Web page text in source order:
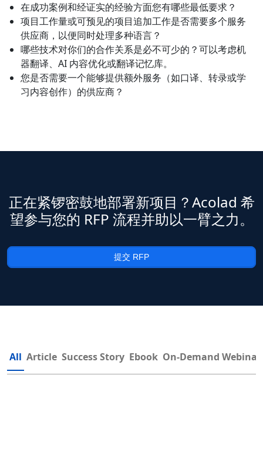
在成功案例和经证实的经验方面您有哪些最低要求？
项目工作量或可预见的项目追加工作是否需要多个服务
供应商，以便同时处理多种语言？
哪些技术对你们的合作关系是必不可少的？可以考虑机
器翻译、AI 内容优化或翻译记忆库。
您是否需要一个能够提供额外服务（如口译、转录或学
习内容创作）的供应商？
正在紧锣密鼓地部署新项目？Acolad 希
望参与您的 RFP 流程并助以一臂之力。
提交 RFP
All Article Success Story Ebook On-Demand Webinar